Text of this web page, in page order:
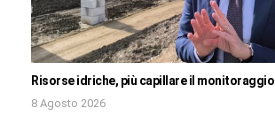
Risorse idriche, più capillare il monitoraggio
8 Agosto 2026